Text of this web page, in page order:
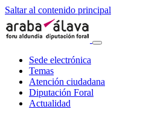
Saltar al contenido principal
Sede electrónica
Temas
Atención ciudadana
Diputación Foral
Actualidad